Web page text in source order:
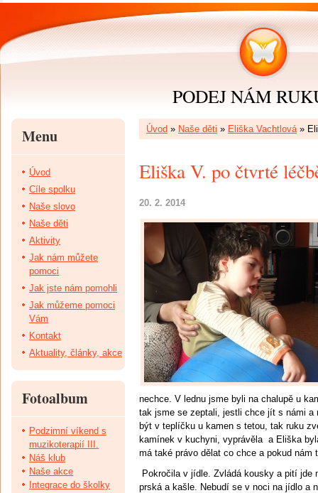
PODEJ NÁM
Úvod » Naše děti » Eliška Vachtlová»
Eliška V. po čtvrté
20. 2. 2014
nechce. V lednu jsme byli na chalupě u
tak jsme se zeptali, jestli chce jít s námi
být v teplíčku u kamen s tetou, tak ruku
kamínek v kuchyni, vyprávěla a Eliška
má také právo dělat co chce a pokud nám
Pokročila v jídle. Zvládá kousky a pití jde
prská a kašle. Nebudí se v noci na jídlo a
Menu
Úvod
Cíle spolku
Naše slovo
Naše děti
Aktivity
Jak nám můžete
pomoci
Jak jste nám pomohli
Jak můžeme pomoci
Vám
Kontakt
Aktuality, články, akce
Fotoalbum
Podzimní víkend s
muzikoterapií III.
Náš klub
Naše akce
Integrace do školky